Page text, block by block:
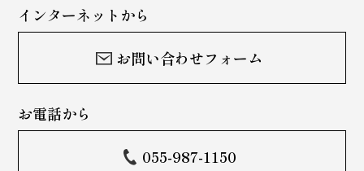
インターネットから
お問い合わせフォーム
お電話から
055-987-1150